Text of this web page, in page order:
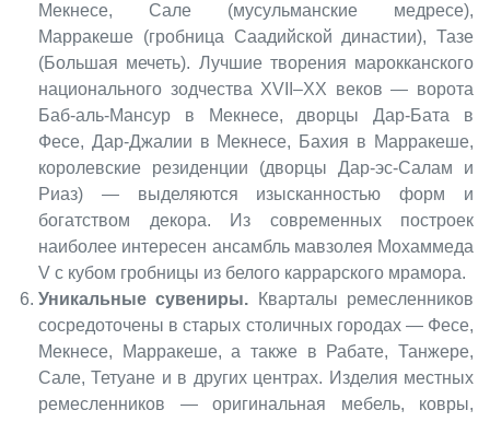
Мекнесе, Сале (мусульманские медресе),
Марракеше (гробница Саадийской династии), Тазе
(Большая мечеть). Лучшие творения марокканского
национального зодчества XVII–XX веков — ворота
Баб-аль-Мансур в Мекнесе, дворцы Дар-Бата в
Фесе, Дар-Джалии в Мекнесе, Бахия в Марракеше,
королевские резиденции (дворцы Дар-эс-Салам и
Риаз) — выделяются изысканностью форм и
богатством декора. Из современных построек
наиболее интересен ансамбль мавзолея Мохаммеда
V с кубом гробницы из белого каррарского мрамора.
Уникальные сувениры. Кварталы ремесленников
сосредоточены в старых столичных городах — Фесе,
Мекнесе, Марракеше, а также в Рабате, Танжере,
Сале, Тетуане и в других центрах. Изделия местных
ремесленников — оригинальная мебель, ковры,